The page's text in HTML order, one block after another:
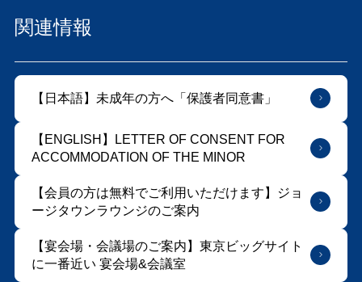
関連情報
【日本語】未成年の方へ「保護者同意書」
【ENGLISH】LETTER OF CONSENT FOR
ACCOMMODATION OF THE MINOR
【会員の方は無料でご利用いただけます】ジョ
ージタウンラウンジのご案内
【宴会場・会議場のご案内】東京ビッグサイト
に⼀番近い 宴会場&会議室